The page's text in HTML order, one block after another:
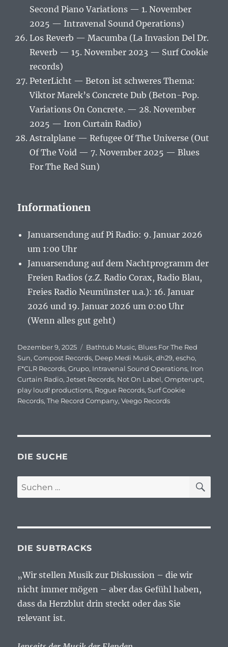
Second Piano Variations — 1. November
2025 — Intravenal Sound Operations)
Los Reverb — Macumba (La Invasion Del Dr.
Reverb — 15. November 2023 — Surf Cookie
records)
PeterLicht — Beton ist schweres Thema:
Viktor Marek’s Concrete Dub (Beton-Pop.
Variations On Concrete. — 28. November
2025 — Iron Curtain Radio)
Astralplane — Refugee Of The Universe (Out
Of The Void — 7. November 2025 — Blues
For The Red Sun)
Informationen
Januarsendung auf Pi Radio: 9. Januar 2026
um 1:00 Uhr
Januarsendung auf dem Nachtprogramm der
Freien Radios (z.Z. Radio Corax, Radio Blau,
Freies Radio Neumünster u.a.): 16. Januar
2026 und 19. Januar 2026 um 0:00 Uhr
(Wenn alles gut geht)
Veröffentlicht
am
Dezember 9, 2025 Schlagwörter
Bathtub Music, Blues For The Red
Sun,Compost Records, Deep Medi Musik,dh29,escho,
F*CLR Records,Grupo, Intravenal Sound Operations, Iron
Curtain Radio,Jetset Records, Not On Label,Ompterupt,
play loud! productions, Rogue Records,Surf Cookie
Records,The Record Company,Veego Records
DIE SUCHE
Suchen
nach:
DIE SUBTRACKS
„Wir stellen Musik zur Diskussion – die wir
nicht immer mögen – aber das Gefühl haben,
dass da Herzblut drin steckt oder das Sie
relevant ist.